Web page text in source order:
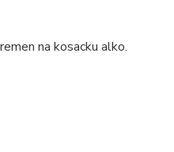
na kosacku alko.